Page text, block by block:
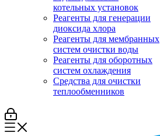
котельных установок
Реагенты для генерации
диоксида хлора
Реагенты для мембранных
систем очистки воды
Реагенты для оборотных
систем охлаждения
Средства для очистки
теплообменников